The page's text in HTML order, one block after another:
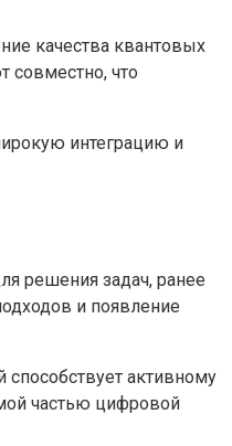
качества квантовых
совместно, что
интеграцию и
решения задач, ранее
и появление
активному
частью цифровой